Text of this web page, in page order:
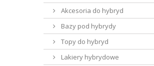
Akcesoria do hybryd
Bazy pod hybrydy
Topy do hybryd
Lakiery hybrydowe